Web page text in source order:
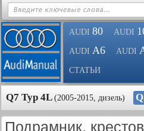
AUDI 80 AUDI
AUDI A6 AUDI
СТАТЬИ
Q7 Typ 4L (2005-2015, дизель)
Подрамник,